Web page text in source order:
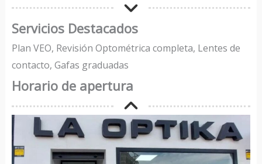
Servicios Destacados
Plan VEO, Revisión Optométrica completa, Lentes de
contacto, Gafas graduadas
Horario de apertura